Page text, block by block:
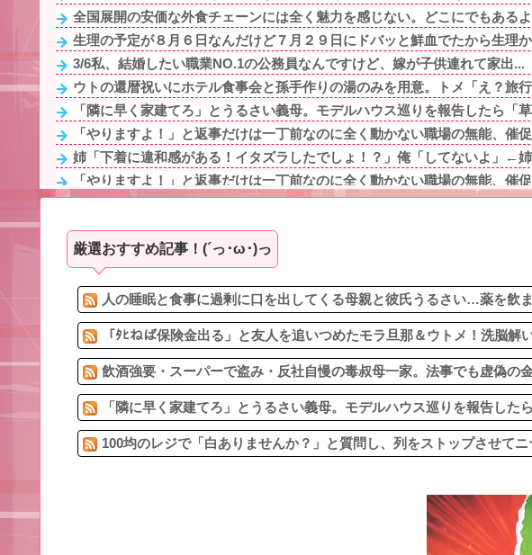
全国展開の安価な外食チェーンには全く魅力を感じない。どこにでもある
生理の予定が８月６日なんだけど７月２９日にドバッと鮮血でたから生理
3/6私、結婚したい職業NO.1の公務員なんですけど、嫁が子供連れて家出...
ウトの還暦祝いにホテル食事会と孫手作りの湯のみを用意。トメ「え？旅
「隣に早く家建てろ」とうるさい義母。モデルハウス巡りを報告したら「
「やりますよ！」と返事だけは一丁前なのに全く動かない職場の無能、催
姉「下着に違和感がある！イタズラしたでしょ！？」俺「してないよ」←
「やりますよ！」と返事だけは一丁前なのに全く動かない職場の無能、催
2/6私、結婚したい職業NO.1の公務員なんですけど、嫁が子供連れて家出...
1歳4ヶ月の子どもを連れてコンサートに行く友人にモヤモヤ。小さい子連れ
ウトの還暦祝いにホテル食事会と孫手作りの湯のみを用意。トメ「え？旅行
妻はわかりやすい愛情表現を求めるタイプ。でも、それが苦手な俺との温
厳選おすすめ記事！(´っ･ω･)っ
人の睡眠と食事に過剰に口を出してくる母親と彼氏うるさい…薬を飲
「ﾀﾋねば保険金出る」と友人を追いつめたモラ旦那＆ウトメ！洗脳解
飲酒強要・スーパーで盗み・反社自慢の毒叔母一家。法事でも虚偽の
「隣に早く家建てろ」とうるさい義母。モデルハウス巡りを報告した
100均のレジで「白ありませんか？」と質問し、列をストップさせて